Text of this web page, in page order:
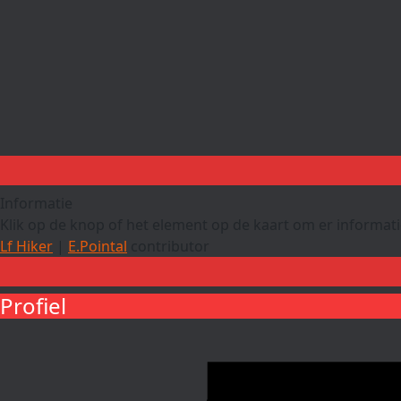
Lf Hiker
E.Pointal
Profiel